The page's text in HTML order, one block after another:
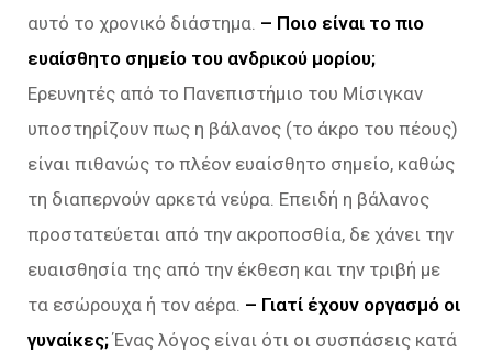
αυτό το χρονικό διάστημα. – Ποιο είναι το πιο
ευαίσθητο σημείο του ανδρικού μορίου;
Ερευνητές από το Πανεπιστήμιο του Μίσιγκαν
υποστηρίζουν πως η βάλανος (το άκρο του πέους)
είναι πιθανώς το πλέον ευαίσθητο σημείο, καθώς
τη διαπερνούν αρκετά νεύρα. Επειδή η βάλανος
προστατεύεται από την ακροποσθία, δε χάνει την
ευαισθησία της από την έκθεση και την τριβή με
τα εσώρουχα ή τον αέρα. – Γιατί έχουν οργασμό οι
γυναίκες;Ένας λόγος είναι ότι οι συσπάσεις κατά